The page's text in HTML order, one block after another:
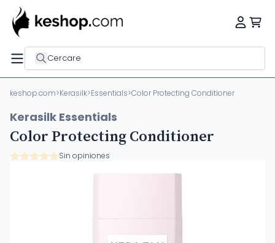
Cercare
keshop.com>Kerasilk>Essentials>Color Protecting Conditioner
Kerasilk Essentials
Color Protecting Conditioner
Sin opiniones